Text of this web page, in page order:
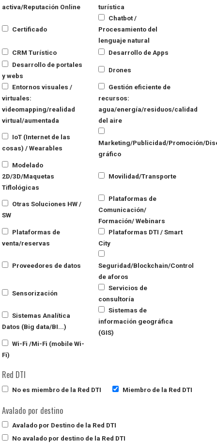
activa/Reputación Online
turística
Certificado
Chatbot /
Procesamiento del
lenguaje natural
CRM Turístico
Desarrollo de Apps
Desarrollo de portales
y webs
Drones
Entornos visuales /
virtuales:
videomapping/realidad
virtual/aumentada
Gestión eficiente de
recursos:
agua/energía/residuos/calidad
del aire
IoT (Internet de las
cosas) / Wearables
Marketing/Publicidad/Promoción/
gráfico
Modelado
2D/3D/Maquetas
Tiflológicas
Movilidad/Transporte
Otras Soluciones HW /
SW
Plataformas de
Comunicación/
Formación/ Webinars
Plataformas de
venta/reservas
Plataformas DTI / Smart
City
Proveedores de datos
Seguridad/Blockchain/Control
de aforos
Sensorización
Servicios de
consultoría
Sistemas Analítica
Datos (Big data/BI...)
Sistemas de
información geográfica
(GIS)
Wi-Fi /Mi-Fi (mobile Wi-
Fi)
Red DTI
No es miembro de la Red DTI Miembro de la Red DTI
Avalado por destino
Avalado por Destino de la Red DTI
No avalado por destino de la Red DTI